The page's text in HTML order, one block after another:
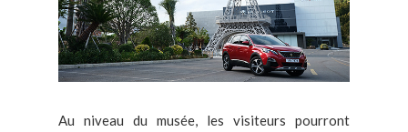
Au niveau du musée, les visiteurs pourront